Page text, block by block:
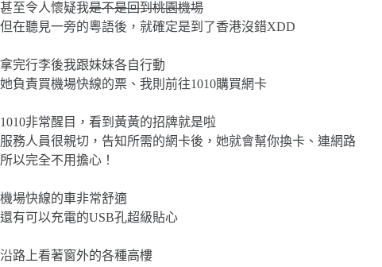
甚至令人懷疑我是不是回到桃園機場
但在聽見一旁的粵語後，就確定是到了香港沒錯XDD
拿完行李後我跟妹妹各自行動
她負責買機場快線的票、我則前往1010購買網卡
1010非常醒目，看到黃黃的招牌就是啦
服務人員很親切，告知所需的網卡後，她就會幫你換卡、連網路
所以完全不用擔心！
機場快線的車非常舒適
還有可以充電的USB孔超級貼心
沿路上看著窗外的各種高樓